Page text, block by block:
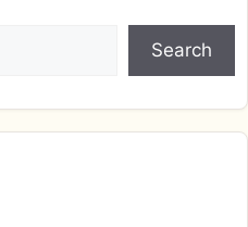
Search